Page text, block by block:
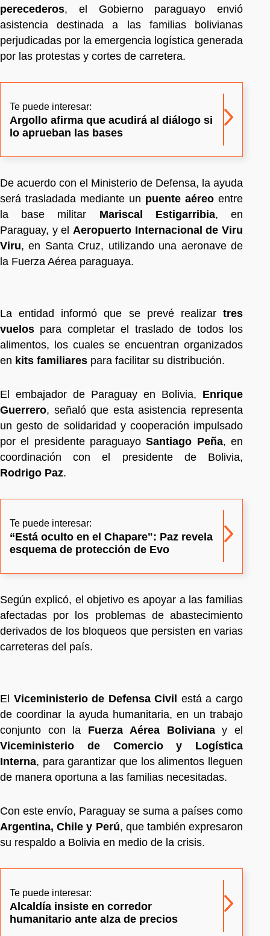
perecederos, el Gobierno paraguayo envió
asistencia destinada a las familias bolivianas
perjudicadas por la emergencia logística generada
por las protestas y cortes de carretera.
Te puede interesar:
Argollo afirma que acudirá al diálogo si
lo aprueban las bases
De acuerdo con el Ministerio de Defensa, la ayuda
será trasladada mediante un puente aéreo entre
la base militar Mariscal Estigarribia, en
Paraguay, y el Aeropuerto Internacional de Viru
Viru, en Santa Cruz, utilizando una aeronave de
la Fuerza Aérea paraguaya.
La entidad informó que se prevé realizar tres
vuelos para completar el traslado de todos los
alimentos, los cuales se encuentran organizados
en kits familiares para facilitar su distribución.
El embajador de Paraguay en Bolivia, Enrique
Guerrero, señaló que esta asistencia representa
un gesto de solidaridad y cooperación impulsado
por el presidente paraguayoSantiago Peña, en
coordinación con el presidente de Bolivia,
Rodrigo Paz.
Te puede interesar:
“Está oculto en el Chapare": Paz revela
esquema de protección de Evo
Según explicó, el objetivo es apoyar a las familias
afectadas por los problemas de abastecimiento
derivados de los bloqueos que persisten en varias
carreteras del país.
El Viceministerio de Defensa Civil está a cargo
de coordinar la ayuda humanitaria, en un trabajo
conjunto con la Fuerza Aérea Bolivianay el
Viceministerio de Comercio y Logística
Interna, para garantizar que los alimentos lleguen
de manera oportuna a las familias necesitadas.
Con este envío, Paraguay se suma a países como
Argentina, Chile y Perú, que también expresaron
su respaldo a Bolivia en medio de la crisis.
Te puede interesar:
Alcaldía insiste en corredor
humanitario ante alza de precios